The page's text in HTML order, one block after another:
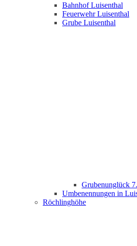
Bahnhof Luisenthal
Feuerwehr Luisenthal
Grube Luisenthal
Grubenunglück
Umbenennungen in
Röchlinghöhe